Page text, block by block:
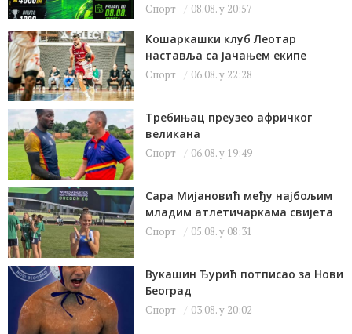
Спорт 08.08. у 20:57
Kошаркашки клуб Леотар
наставља са јачањем екипе
Спорт 06.08. у 22:28
Требињац преузео афричког
великана
Спорт 06.08. у 19:49
Сара Мијановић међу најбољим
младим атлетичаркама свијета
Спорт 05.08. у 08:31
Вукашин Ђурић потписао за Нови
Београд
Спорт 03.08. у 20:02